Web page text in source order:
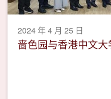
2024 年 4 月 25 日
啬色园与香港中文